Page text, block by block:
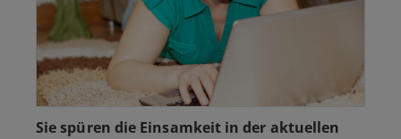
Sie spüren die Einsamkeit in der aktuellen